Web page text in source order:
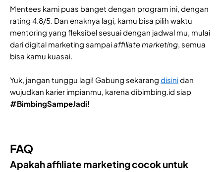
Mentees kami puas banget dengan program ini, dengan
rating 4.8/5. Dan enaknya lagi, kamu bisa pilih waktu
mentoring yang fleksibel sesuai dengan jadwal mu, mulai
dari digital marketing sampaiaffiliate marketing, semua
bisa kamu kuasai.
Yuk, jangan tunggu lagi! Gabung sekarang disinidan
wujudkan karier impianmu, karena dibimbing.id siap
#BimbingSampeJadi!
FAQ
Apakah affiliate marketing cocok untuk